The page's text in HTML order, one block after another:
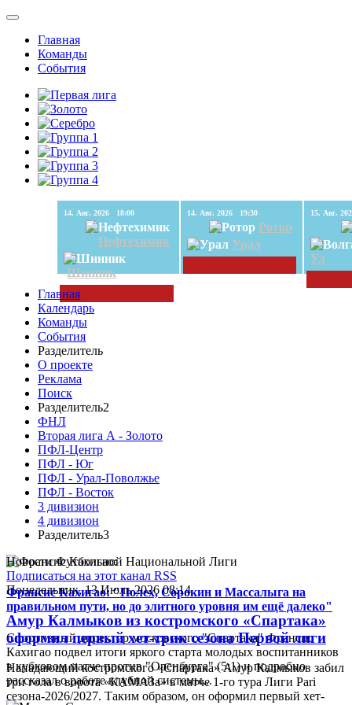
Главная
Команды
События
14. Авг. 2026 18:00
Нефтехимик
Шинник
14. Авг. 2026 19:30
Ротор
Урал
Ул
Главная
Календарь
Команды
События
Разделитель
О проекте
Реклама
Поиск
Разделитель2
ФНЛ
Вторая лига А - Золото
ПФЛ-Центр
ПФЛ - Юг
ПФЛ - Урал-Поволжье
ПФЛ - Восток
3 дивизион
4 дивизион
Разделитель3
Франсис Кахигао: "Полех, Сорокин и Массалыга на
правильном пути, но до элитного уровня им ещё далеко"
Спортивный директор московского "Спартака" Франсис
Кахигао подвел итоги яркого старта молодых воспитанников
в кубковом матче против "Оренбурга" (5:1) и подробно
рассказал о работе клубной системы...
Новости Футбольной Национальной Лиги
Подписаться на этот канал RSS
Понедельник, 13 Июль 2026 08:14
Амур Калмыков из костромского «Спартака»
оформил первый хет-трик сезона Первой лиги
Нападающий костромского «Спартака» Амур Калмыков забил
три гола в ворота «КАМАЗа» в матче 1-го тура Лиги Pari
сезона-2026/2027. Таким образом, он оформил первый хет-